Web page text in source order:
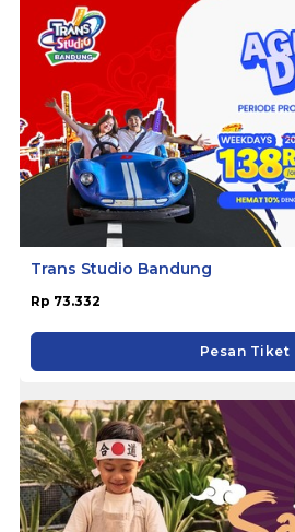
Trans Studio Bandung
Rp 73.332
Pesan Tiket